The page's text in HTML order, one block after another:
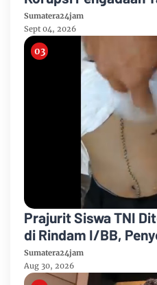
Pelabuhan Ujung
Umum
Sumatera24jam
Sept 04, 2026
Prajurit Siswa TNI
di Rindam I/BB,
Berlangsung
Sumatera24jam
Aug 30, 2026